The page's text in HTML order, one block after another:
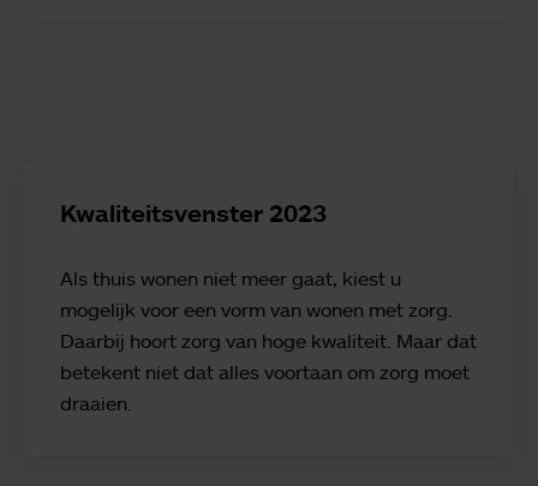
Kwaliteitsvenster 2023
Als thuis wonen niet meer gaat, kiest u
mogelijk voor een vorm van wonen met zorg.
Daarbij hoort zorg van hoge kwaliteit. Maar dat
betekent niet dat alles voortaan om zorg moet
draaien.